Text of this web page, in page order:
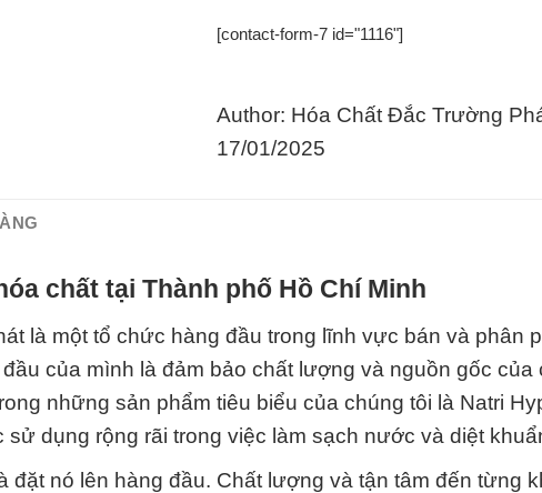
[contact-form-7 id="1116"]
Author: Hóa Chất Đắc Trường
17/01/2025
chất tại Thành phố Hồ Chí Minh
là một tổ chức hàng đầu trong lĩnh vực bán và phân
của mình là đảm bảo chất lượng và nguồn gốc của
những sản phẩm tiêu biểu của chúng tôi là Natri
dụng rộng rãi trong việc làm sạch nước và diệt
đặt nó lên hàng đầu. Chất lượng và tận tâm đến từng